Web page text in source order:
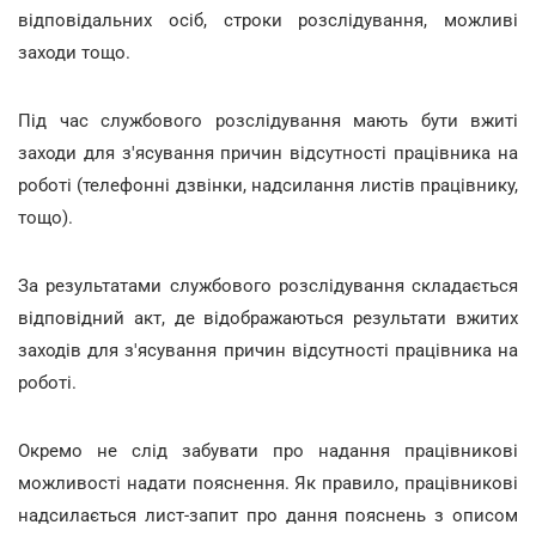
відповідальних осіб, строки розслідування, можливі
заходи тощо.
Під час службового розслідування мають бути вжиті
заходи для з'ясування причин відсутності працівника на
роботі (телефонні дзвінки, надсилання листів працівнику,
тощо).
За результатами службового розслідування складається
відповідний акт, де відображаються результати вжитих
заходів для з'ясування причин відсутності працівника на
роботі.
Окремо не слід забувати про надання працівникові
можливості надати пояснення. Як правило, працівникові
надсилається лист-запит про дання пояснень з описом